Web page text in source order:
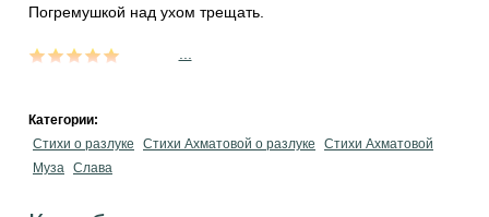
Погремушкой над ухом трещать.
Категории:
Стихи о разлуке
Стихи Ахматовой о разлуке
Стихи Ахматовой
Муза
Слава